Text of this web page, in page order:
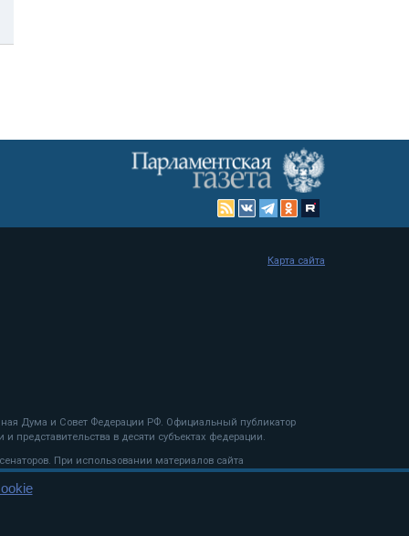
Дума и Совет Федерации РФ. Официальный публикатор
представительства в десяти субъектах федерации.
При использовании материалов сайта
Карта сайта